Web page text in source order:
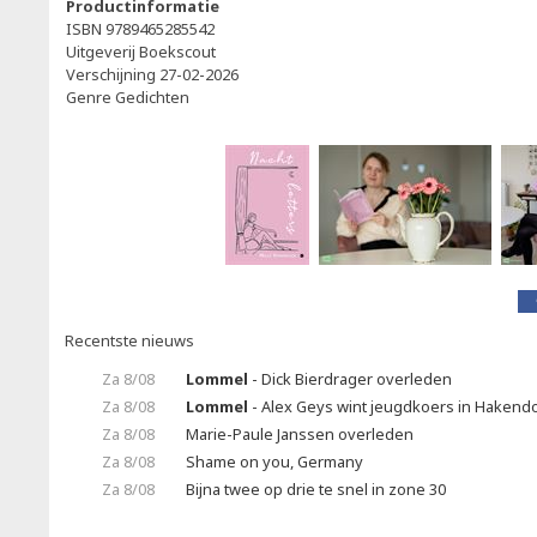
Productinformatie
ISBN 9789465285542
Uitgeverij Boekscout
Verschijning 27-02-2026
Genre Gedichten
Recentste nieuws
Za 8/08
Lommel - Dick Bierdrager overleden
Za 8/08
Lommel - Alex Geys wint jeugdkoers in
Za 8/08
Marie-Paule Janssen overleden
Za 8/08
Shame on you, Germany
Za 8/08
Bijna twee op drie te snel in zone 30